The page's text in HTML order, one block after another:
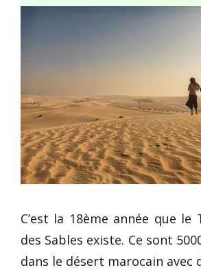
C’est la 18ème année que le
des Sables existe. Ce sont
dans le désert marocain avec